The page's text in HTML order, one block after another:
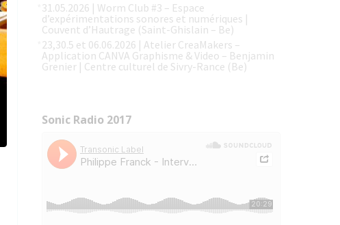
31.05.2026 | Worm Club #3 – Espace
d’expérimentations sonores et numériques |
Couvent d’Hautrage (Saint-Ghislain – Be)
23,30.5 et 06.06.2026 | Atelier CreaMakers –
Application CANVA Graphisme & Video – Benjamin
Grenier | Centre culturel de Sivry-Rance (Be)
Sonic Radio 2017